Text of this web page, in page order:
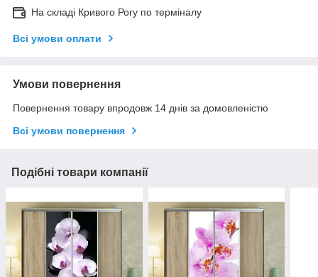
На складі Кривого Рогу по терміналу
Всі умови оплати
Умови повернення
Повернення товару впродовж 14 днів за домовленістю
Всі умови повернення
Подібні товари компанії